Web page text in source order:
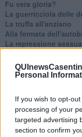
Personal
If you wish to opt-
processing of your
targeted advertising
section to confirm
Fu vera gloria?
La guerricciola delle
La truffa all'anziano
Alla fermata
La repressione
Foto storica
Esequie solenni
Non avere e non
Armiamoci e...
Da Capodanno a
Schizzi di fango